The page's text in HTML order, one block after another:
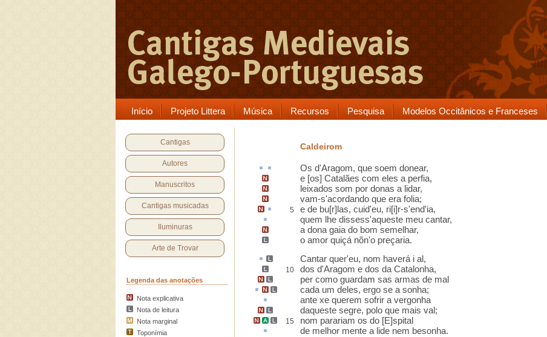
Início Projeto Littera Música Recursos Pesquisa Modelos Occitânicos e Franceses
Cantigas
Autores
Manuscritos
Cantigas musicadas
Iluminuras
Arte de Trovar
Legenda das anotações
Nota explicativa
Nota de leitura
Nota marginal
Toponímia
Caldeirom
Os d'Aragom, que soem donear,
e [os] Catalães com eles a perfia,
leixados som por donas a lidar,
vam-s'acordando que era folia;
5 e de bu[r]las, cuid'eu, ri[i]r-s'end'ia,
quem lhe dissess'aqueste meu cantar,
a dona gaia do bom semelhar,
o amor quiçá nõn'o preçaria.
Cantar quer'eu, nom haverá i al,
10 dos d'Aragom e dos da Catalonha,
per como guardam sas armas de mal
cada um deles, ergo se a sonha;
ante xe querem sofrir a vergonha
daqueste segre, polo que mais val;
15 nom parariam os do [E]spital
de melhor mente a lide nem besonha.